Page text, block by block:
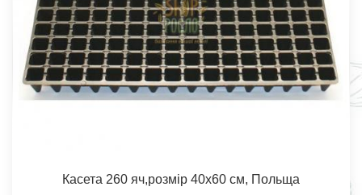
Касета 260 яч,розмір 40х60 см, Польща